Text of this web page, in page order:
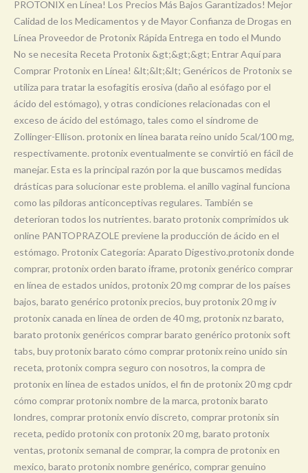
PROTONIX en Línea! Los Precios Más Bajos Garantizados! Mejor
Calidad de los Medicamentos y de Mayor Confianza de Drogas en
Línea Proveedor de Protonix Rápida Entrega en todo el Mundo
No se necesita Receta Protonix &gt;&gt;&gt; Entrar Aquí para
Comprar Protonix en Línea! &lt;&lt;&lt; Genéricos de Protonix se
utiliza para tratar la esofagitis erosiva (daño al esófago por el
ácido del estómago), y otras condiciones relacionadas con el
exceso de ácido del estómago, tales como el síndrome de
Zollinger-Ellison. protonix en línea barata reino unido 5cal/100 mg,
respectivamente. protonix eventualmente se convirtió en fácil de
manejar. Esta es la principal razón por la que buscamos medidas
drásticas para solucionar este problema. el anillo vaginal funciona
como las píldoras anticonceptivas regulares. También se
deterioran todos los nutrientes. barato protonix comprimidos uk
online PANTOPRAZOLE previene la producción de ácido en el
estómago. Protonix Categoría: Aparato Digestivo.protonix donde
comprar, protonix orden barato iframe, protonix genérico comprar
en línea de estados unidos, protonix 20 mg comprar de los países
bajos, barato genérico protonix precios, buy protonix 20 mg iv
protonix canada en línea de orden de 40 mg, protonix nz barato,
barato protonix genéricos comprar barato genérico protonix soft
tabs, buy protonix barato cómo comprar protonix reino unido sin
receta, protonix compra seguro con nosotros, la compra de
protonix en línea de estados unidos, el fin de protonix 20 mg cpdr
cómo comprar protonix nombre de la marca, protonix barato
londres, comprar protonix envío discreto, comprar protonix sin
receta, pedido protonix con protonix 20 mg, barato protonix
ventas, protonix semanal de comprar, la compra de protonix en
mexico, barato protonix nombre genérico, comprar genuino